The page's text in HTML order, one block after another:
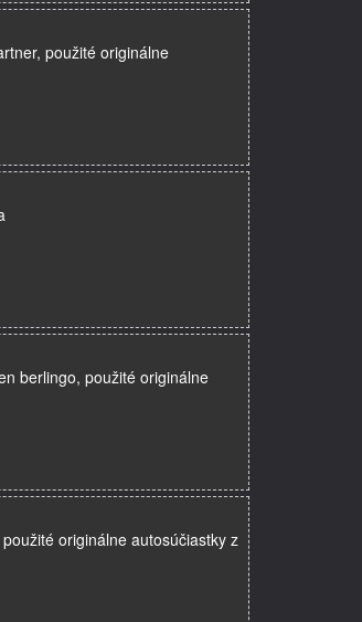
použité originálne
berlingo, použité originálne
originálne autosúčiastky z